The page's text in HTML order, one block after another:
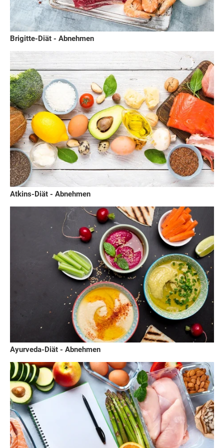
Brigitte-Diät - Abnehmen
Atkins-Diät - Abnehmen
Ayurveda-Diät - Abnehmen